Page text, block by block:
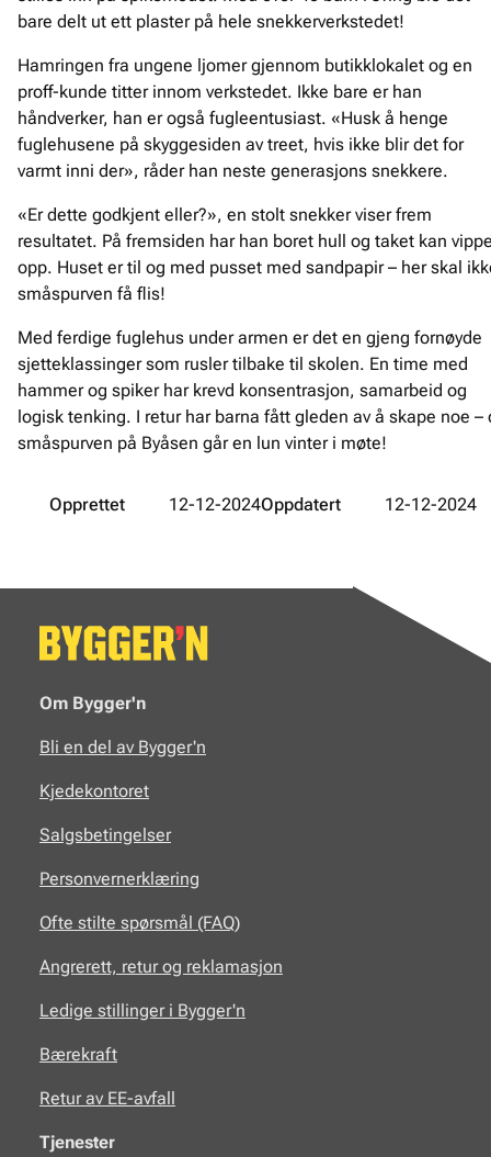
bare delt ut ett plaster på hele snekkerverkstedet!
Hamringen fra ungene ljomer gjennom butikklokalet og en
proff-kunde titter innom verkstedet. Ikke bare er han
håndverker, han er også fugleentusiast. «Husk å henge
fuglehusene på skyggesiden av treet, hvis ikke blir det for
varmt inni der», råder han neste generasjons snekkere.
«Er dette godkjent eller?», en stolt snekker viser frem
resultatet. På fremsiden har han boret hull og taket kan
opp. Huset er til og med pusset med sandpapir – her skal
småspurven få flis!
Med ferdige fuglehus under armen er det en gjeng fornøyde
sjetteklassinger som rusler tilbake til skolen. En time med
hammer og spiker har krevd konsentrasjon, samarbeid og
logisk tenking. I retur har barna fått gleden av å skape noe –
småspurven på Byåsen går en lun vinter i møte!
Opprettet 12-12-2024Oppdatert 12-12-2024
Om Bygger'n
Bli en del av Bygger'n
Kjedekontoret
Salgsbetingelser
Personvernerklæring
Ofte stilte spørsmål (FAQ)
Angrerett, retur og reklamasjon
Ledige stillinger i Bygger'n
Bærekraft
Retur av EE-avfall
Tjenester